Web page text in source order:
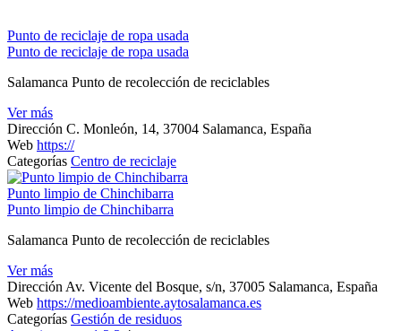
Punto de reciclaje de ropa usada
Punto de reciclaje de ropa usada
Salamanca Punto de recolección de reciclables
Ver más
Dirección C. Monleón, 14, 37004 Salamanca, España
Web https://
Categorías Centro de reciclaje
Punto limpio de Chinchibarra
Punto limpio de Chinchibarra
Salamanca Punto de recolección de reciclables
Ver más
Dirección Av. Vicente del Bosque, s/n, 37005 Salamanca, España
Web https://medioambiente.aytosalamanca.es
Categorías Gestión de residuos